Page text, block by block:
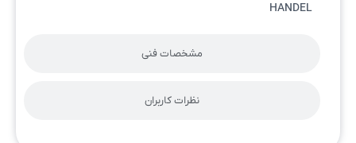
مشخصات فنی
نظرات کاربران
HANDEL